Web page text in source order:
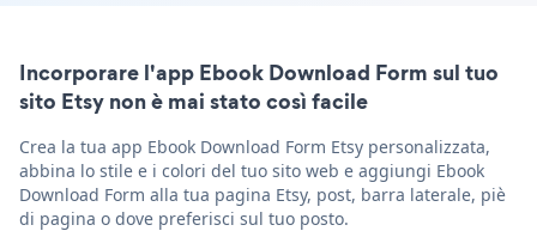
Incorporare l'app Ebook Download Form sul tuo
sito Etsy non è mai stato così facile
Crea la tua app Ebook Download Form Etsy personalizzata,
abbina lo stile e i colori del tuo sito web e aggiungi Ebook
Download Form alla tua pagina Etsy, post, barra laterale, piè
di pagina o dove preferisci sul tuo posto.